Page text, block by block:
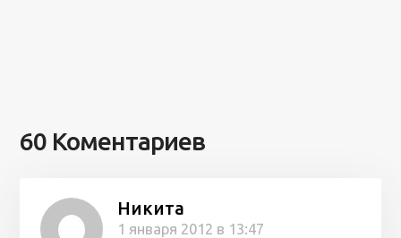
60 Коментариев
Никита
1 января 2012 в 13:47